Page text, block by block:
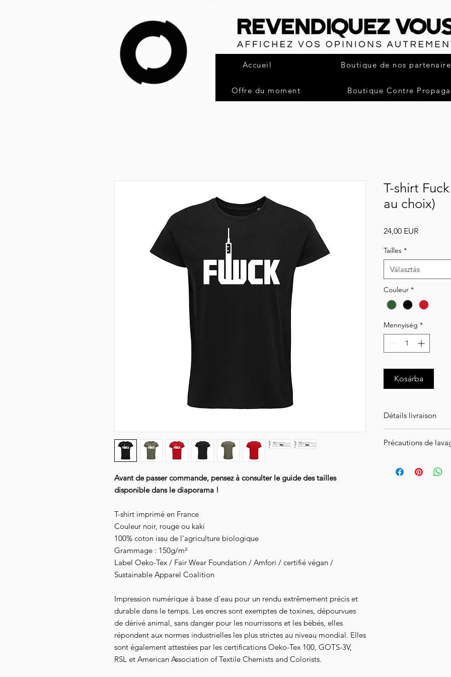
Accueil Boutique de nos
Offre du moment Boutique Contre
Avant de passer commande, pensez à consulter le guide des tailles
disponible dans le diaporama !
T-shirt imprimé en France
Couleur noir, rouge ou kaki
100% coton issu de l'agriculture biologique
Grammage : 150g/m²
Label Oeko-Tex / Fair Wear Foundation / Amfori / certifié végan /
Sustainable Apparel Coalition
Impression numérique à base d'eau pour un rendu extrêmement précis et
durable dans le temps. Les encres sont exemptes de toxines, dépourvues
de dérivé animal, sans danger pour les nourrissons et les bébés, elles
répondent aux normes industrielles les plus strictes au niveau mondial. Elles
sont également attestées par les certifications Oeko-Tex 100, GOTS-3V,
RSL et American Association of Textile Chemists and Colorists.
T-shirt
au choix)
24,00 EURÁr
Tailles *
Választás
Couleur *
Mennyiség *
Kosárba
Détails livraison
l'intégralité de votre
Livraison en
Précautions de
l'envers à 30°,